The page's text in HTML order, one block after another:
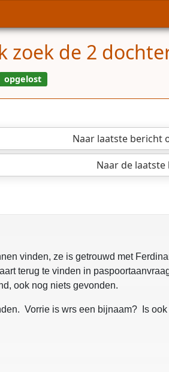
zoek de 2
Naar laatste bericht
Naar de
vinden, ze is getrouwd met
terug te vinden in
ook nog niets gevonden.
Vorrie is wrs een bijnaam? Is